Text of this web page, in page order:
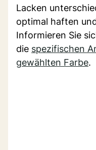
Lacken
optimal haften
Informieren Sie
die spezifischen
gewählten Farbe.